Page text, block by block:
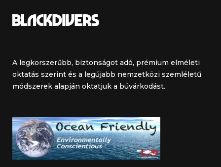
A legkorszerűbb, biztonságot adó, prémium elméleti
oktatás szerint és a legújabb nemzetközi szemléletű
módszerek alapján oktatjuk a búvárkodást.